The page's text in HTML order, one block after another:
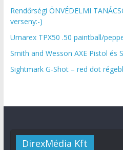
Rendőrségi ÖNVÉDELMI
verseny:-)
Umarex TPX50 .50 paintball/
Smith and Wesson AXE Pistol és
Sightmark G-Shot – red dot
DirexMédia Kft